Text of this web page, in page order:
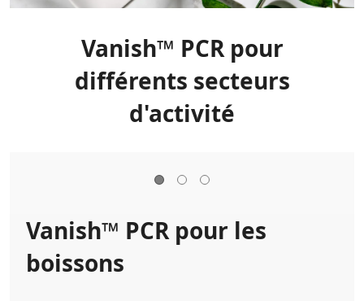
Vanish™ PCR pour
différents secteurs
d'activité
Vanish™ PCR pour les
boissons